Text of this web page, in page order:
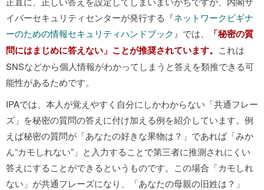
イバーセキュリティセンターが発行する『ネットワークビギナ
ーのための情報セキュリティハンドブック 』では、
「秘密の質
問にはまじめに答えない」ことが推奨されています。 これは
SNSなどから個人情報がわかってしまうと答えを類推できる可
能性があるためです。
IPAでは、本人が覚えやすく自分にしかわからない「共通フレー
ズ」を秘密の質問の答えに付け加える例を紹介しています。例
えば秘密の質問が「あなたの好きな果物は？」であれば「みか
ん“カモしれない”」と入力することで第三者に推測されにくい
答えにすることができるというものです。この場合「カモしれ
ない」が共通フレーズになり、「あなたの母親の旧姓は？」